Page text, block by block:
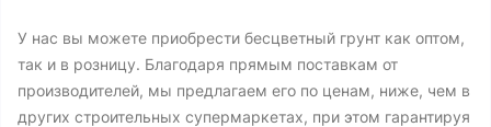
У нас вы можете приобрести бесцветный грунт как оптом,
так и в розницу. Благодаря прямым поставкам от
производителей, мы предлагаем его по ценам, ниже, чем в
других строительных супермаркетах, при этом гарантируя